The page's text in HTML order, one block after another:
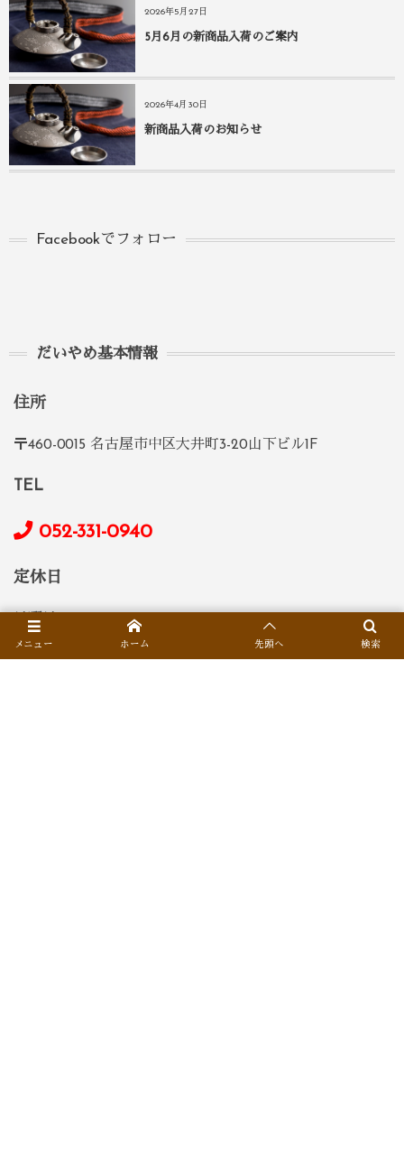
2026年5月27日
5月6月の新商品入荷のご案内
2026年4月30日
新商品入荷のお知らせ
Facebookでフォロー
だいやめ基本情報
住所
〒460-0015 名古屋市中区大井町3-20山下ビル1F
TEL
052-331-0940
定休日
日曜日
営業時間
メニュー 検索
ホーム 先頭へ